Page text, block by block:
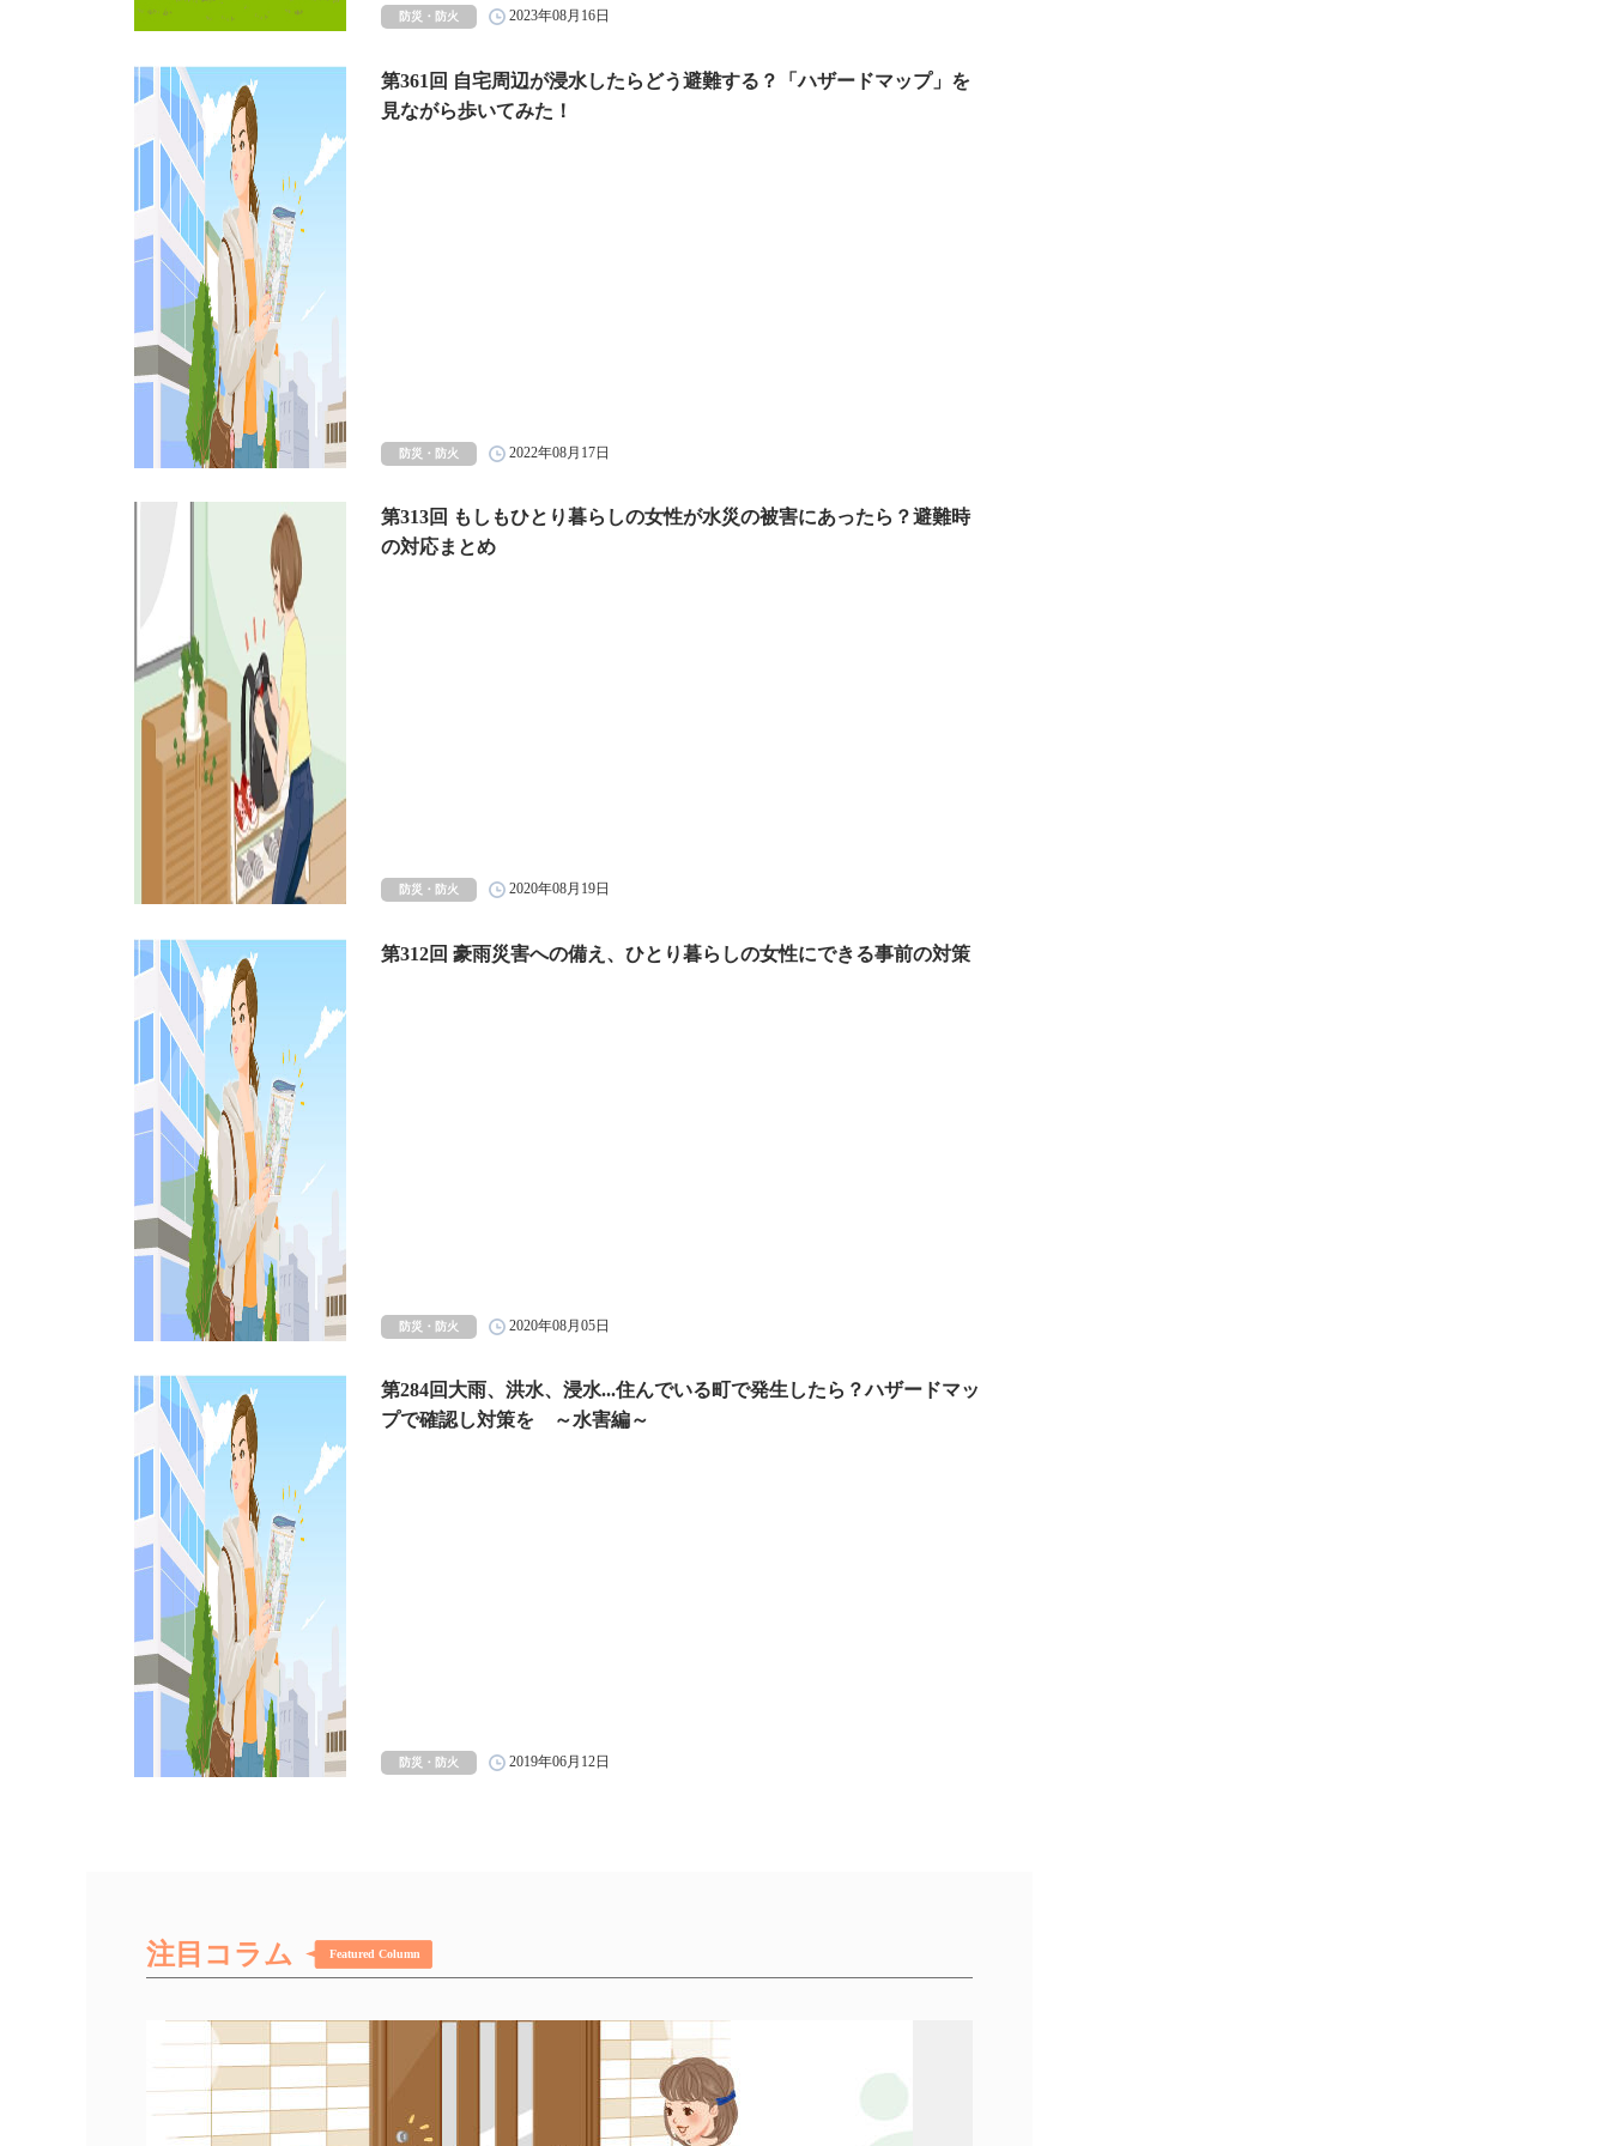
防災・防火 2023年08月16日
第361回 自宅周辺が浸水したらどう避難する？「ハザードマップ」を
見ながら歩いてみた！
防災・防火 2022年08月17日
第313回 もしもひとり暮らしの女性が水災の被害にあったら？避難時
の対応まとめ
防災・防火 2020年08月19日
第312回 豪雨災害への備え、ひとり暮らしの女性にできる事前の対策
防災・防火 2020年08月05日
第284回大雨、洪水、浸水...住んでいる町で発生したら？ハザードマッ
プで確認し対策を ～水害編～
防災・防火 2019年06月12日
注目コラム Featured Column